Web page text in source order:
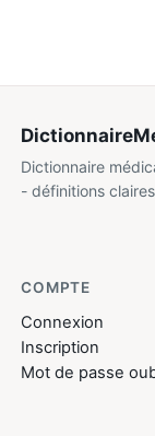
Dictionnaire
- définitions
COMPTE
Connexion
Inscription
Mot de passe